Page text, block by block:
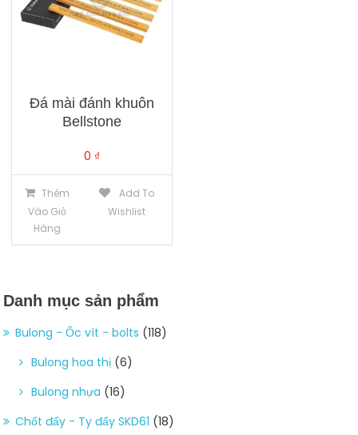
Đá mài đánh khuôn
Bellstone
0 ₫
Thêm
Vào Giỏ
Hàng
Add To
Wishlist
Danh mục sản phẩm
Bulong - Ốc vít - bolts (118)
Bulong hoa thị (6)
Bulong nhựa (16)
Chốt đẩy - Ty đẩy SKD61 (18)